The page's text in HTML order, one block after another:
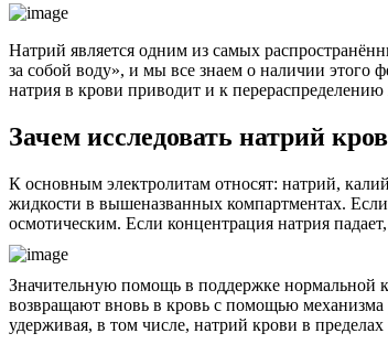
Натрий является одним из самых
за собой воду», и мы все знаем о наличии этого
натрия в крови приводит и к
Зачем исследовать натрий
К основным электролитам относят: натрий,
жидкости в вышеназванных компартментах.
осмотическим. Если концентрация натрия
Значительную помощь в поддержке нормальной
возвращают вновь в кровь с помощью
удерживая, в том числе, натрий крови в